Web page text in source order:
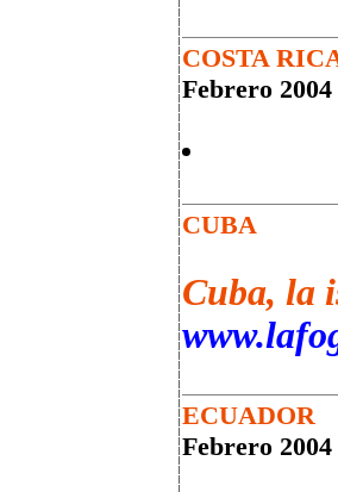
COSTA
Febrero 2004
CUBA
Cuba, la
ECUADOR
Febrero 2004